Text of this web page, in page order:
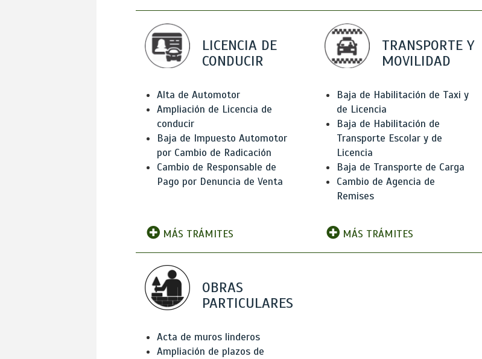
LICENCIA DE
CONDUCIR
Alta de Automotor
Ampliación de Licencia de
conducir
Baja de Impuesto Automotor
por Cambio de Radicación
Cambio de Responsable de
Pago por Denuncia de Venta
MÁS TRÁMITES
TRANSPORTE Y
MOVILIDAD
Baja de Habilitación de Taxi y
de Licencia
Baja de Habilitación de
Transporte Escolar y de
Licencia
Baja de Transporte de Carga
Cambio de Agencia de
Remises
MÁS TRÁMITES
OBRAS
PARTICULARES
Acta de muros linderos
Ampliación de plazos de